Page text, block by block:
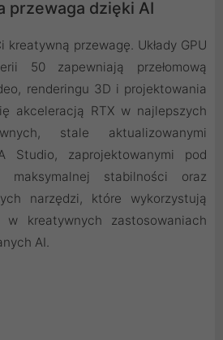
przewaga dzięki AI
kreatywną przewagę. Układy GPU
50 zapewniają przełomową
renderingu 3D i projektowania
akceleracją RTX w najlepszych
stale aktualizowanymi
Studio, zaprojektowanymi pod
maksymalnej stabilności oraz
narzędzi, które wykorzystują
kreatywnych zastosowaniach
AI.